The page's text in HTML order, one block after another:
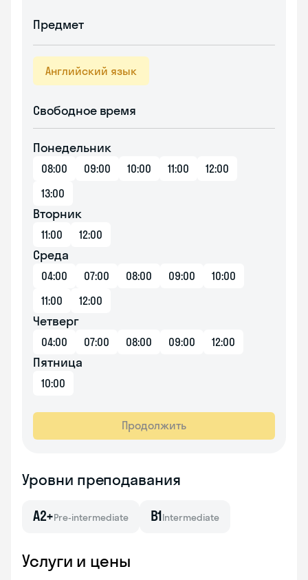
Предмет
Английский язык
Свободное время
Понедельник
08:00 09:00 10:00 11:00
12:00
13:00
Вторник
11:00 12:00
Среда
04:00 07:00 08:00 09:00
10:00
11:00
12:00
Четверг
04:00 07:00 08:00 09:00 12:00
Пятница
10:00
Продолжить
Уровни преподавания
A2+Pre-intermediate B1Intermediate
Услуги и цены